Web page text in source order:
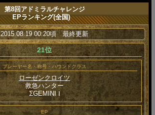
第8回アドミラルチャレンジ
EPランキング(全国)
2015.08.19 00:20頃 最終更新
21位
プレーヤー名・称号・ハウンドクラス
ローゼンクロイツ
救急ハンター
ΣGEMINI Ⅰ
EP